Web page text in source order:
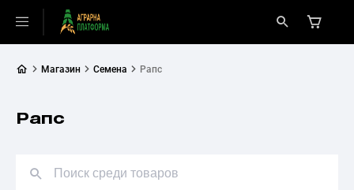
Магазин Семена Рапс
Рапс